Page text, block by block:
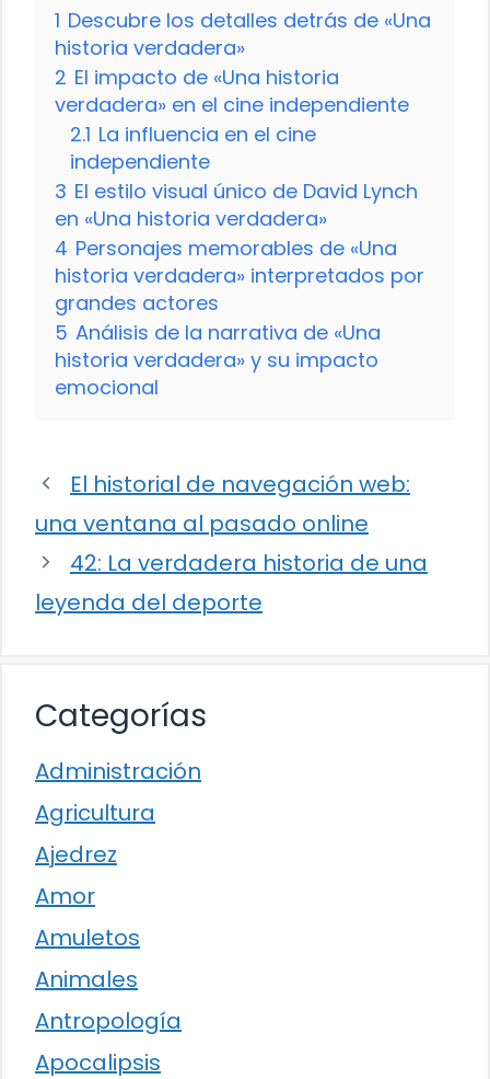
1 Descubre los detalles detrás de «Una
historia verdadera»
2 El impacto de «Una historia
verdadera» en el cine independiente
2.1 La influencia en el cine
independiente
3 El estilo visual único de David Lynch
en «Una historia verdadera»
4 Personajes memorables de «Una
historia verdadera» interpretados por
grandes actores
5 Análisis de la narrativa de «Una
historia verdadera» y su impacto
emocional
El historial de navegación web:
una ventana al pasado online
42: La verdadera historia de una
leyenda del deporte
Categorías
Administración
Agricultura
Ajedrez
Amor
Amuletos
Animales
Antropología
Apocalipsis